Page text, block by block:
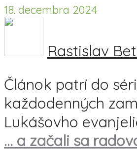
18. decembra 2024
Rastislav
Článok patrí do
každodenných
Lukášovho
… a začali sa